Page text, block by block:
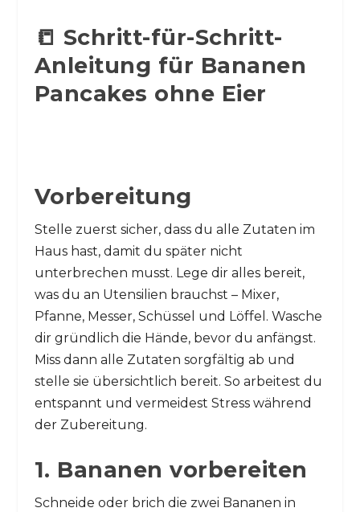
📒 Schritt-für-Schritt-
Anleitung für Bananen
Pancakes ohne Eier
Vorbereitung
Stelle zuerst sicher, dass du alle Zutaten im
Haus hast, damit du später nicht
unterbrechen musst. Lege dir alles bereit,
was du an Utensilien brauchst – Mixer,
Pfanne, Messer, Schüssel und Löffel. Wasche
dir gründlich die Hände, bevor du anfängst.
Miss dann alle Zutaten sorgfältig ab und
stelle sie übersichtlich bereit. So arbeitest du
entspannt und vermeidest Stress während
der Zubereitung.
1. Bananen vorbereiten
Schneide oder brich die zwei Bananen in